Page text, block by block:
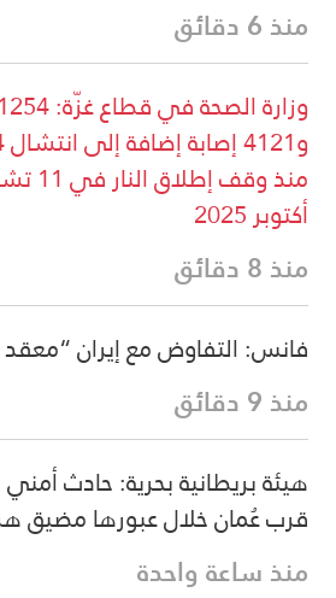
منذ 6 دقائق
منذ
أكتوبر 2025
منذ 8 دقائق
فانس: التفاوض مع إيران
منذ 9 دقائق
هيئة بريطانية بحرية: حادث
قرب عُمان خلال عبورها مضيق
منذ ساعة واحدة